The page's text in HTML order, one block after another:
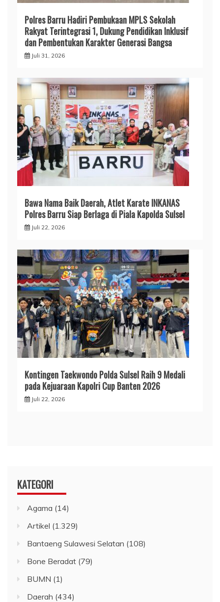
Polres Barru Hadiri Pembukaan MPLS Sekolah
Rakyat Terintegrasi 1, Dukung Pendidikan Inklusif
dan Pembentukan Karakter Generasi Bangsa
Juli 31, 2026
​Bawa Nama Baik Daerah, Atlet Karate INKANAS
Polres Barru Siap Berlaga di Piala Kapolda Sulsel
Juli 22, 2026
Kontingen Taekwondo Polda Sulsel Raih 9 Medali
pada Kejuaraan Kapolri Cup Banten 2026
Juli 22, 2026
KATEGORI
Agama (14)
Artikel (1.329)
Bantaeng Sulawesi Selatan (108)
Bone Beradat (79)
BUMN (1)
Daerah (434)